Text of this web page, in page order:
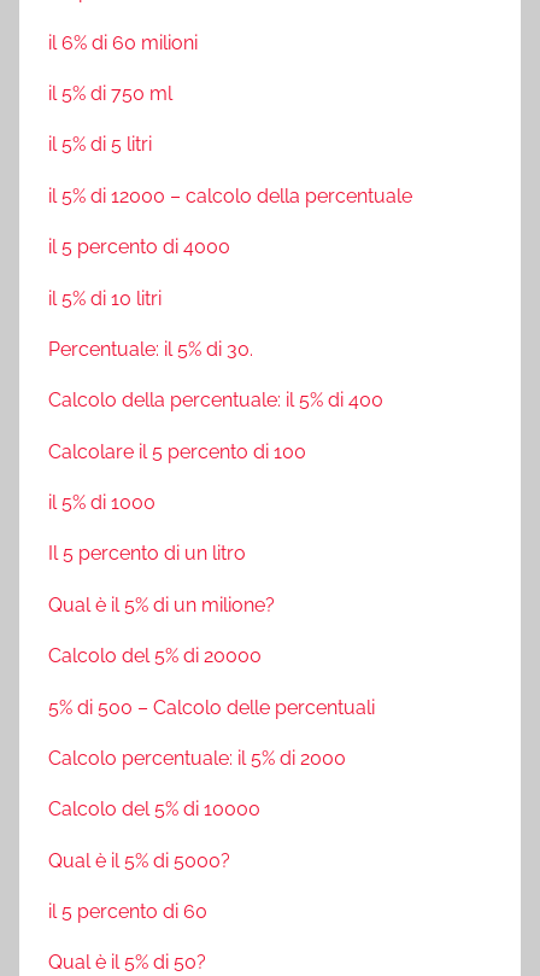
il 6% di 60 milioni
il 5% di 750 ml
il 5% di 5 litri
il 5% di 12000 – calcolo della percentuale
il 5 percento di 4000
il 5% di 10 litri
Percentuale: il 5% di 30.
Calcolo della percentuale: il 5% di 400
Calcolare il 5 percento di 100
il 5% di 1000
Il 5 percento di un litro
Qual è il 5% di un milione?
Calcolo del 5% di 20000
5% di 500 – Calcolo delle percentuali
Calcolo percentuale: il 5% di 2000
Calcolo del 5% di 10000
Qual è il 5% di 5000?
il 5 percento di 60
Qual è il 5% di 50?